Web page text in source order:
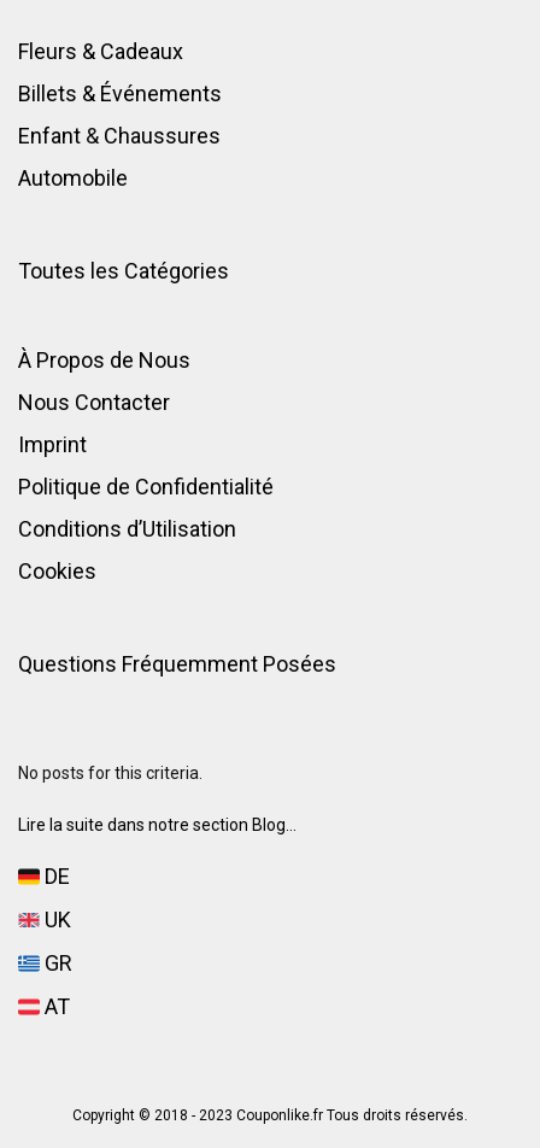
Fleurs & Cadeaux
Billets & Événements
Enfant & Chaussures
Automobile
Toutes les Catégories
À Propos de Nous
Nous Contacter
Imprint
Politique de Confidentialité
Conditions d’Utilisation
Cookies
Questions Fréquemment Posées
No posts for this criteria.
Lire la suite dans notre section Blog...
DE
UK
GR
AT
Copyright © 2018 - 2023 Couponlike.fr Tous droits réservés.